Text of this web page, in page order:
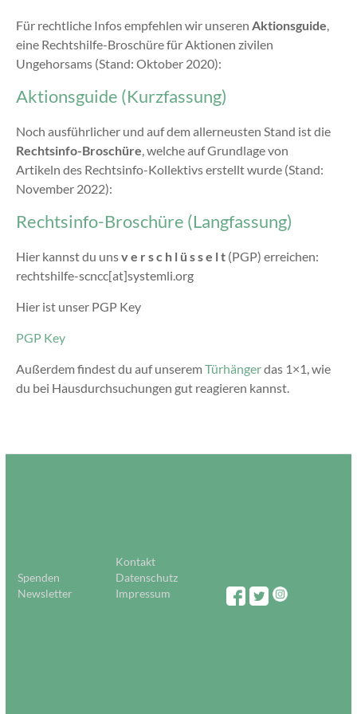
Für rechtliche Infos empfehlen wir unseren Aktionsguide
eine Rechtshilfe-Broschüre für Aktionen zivilen
Ungehorsams (Stand: Oktober 2020):
Aktionsguide (Kurzfassung)
Noch ausführlicher und auf dem allerneusten Stand ist die
Rechtsinfo-Broschüre , welche auf Grundlage von
Artikeln des Rechtsinfo-Kollektivs erstellt wurde (Stand:
November 2022):
Rechtsinfo-Broschüre (Langfassung)
Hier kannst du unsv e r s c h l ü s s e l t(PGP) erreichen:
rechtshilfe-scncc[at]systemli.org
Hier ist unser PGP Key
PGP Key
Außerdem findest du auf unseremTürhängerdas 1×1, wie
du bei Hausdurchsuchungen gut reagieren kannst.
Kontakt
Spenden
Datenschutz
Newsletter
Impressum